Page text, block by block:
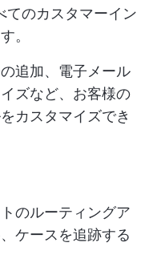
てのカスタマーイン
。
追加、電子メール
ズなど、お客様の
カスタマイズでき
のルーティングア
ケースを追跡する